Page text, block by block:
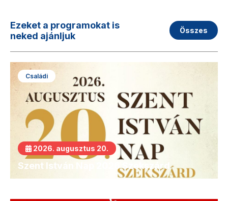
Ezeket a programokat is
neked ajánljuk
Összes
Családi
2026. augusztus 20.
Szent István Nap 2026 Szekszárd